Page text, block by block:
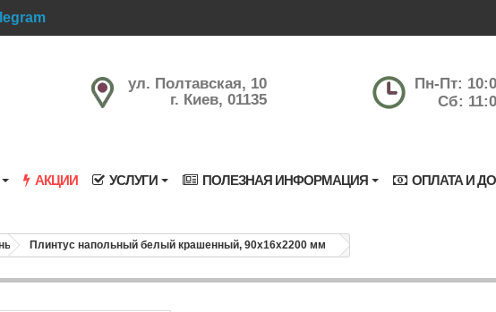
ул. Полтавская, 10
г. Киев, 01135
Пн-Пт:
Сб:
АКЦИИ УСЛУГИ ПОЛЕЗНАЯ ИНФОРМАЦИЯ ОПЛАТА И
Плинтус напольный белый крашенный, 90х16х2200 мм